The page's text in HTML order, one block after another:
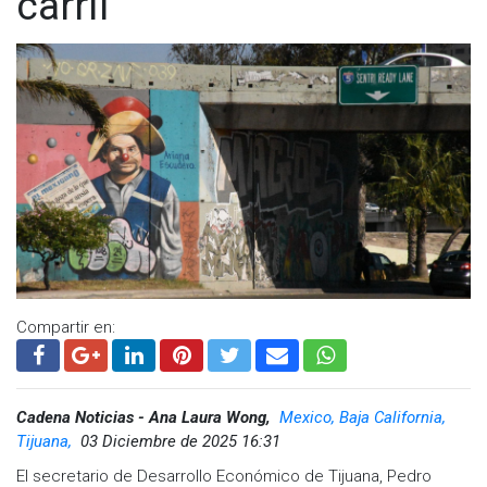
Visita y accede a todo nuestro contenido |
Facebook:
@cadenanoticiasmx| Instagram:
@cadenanoticiasmx| TikTok:@CadenaNoticias|
Whatsapp: @CadenaNoticias| Telegram:@CadenaNoticias
Compartir en:
Cadena Noticias - Ana Laura Wong, Mexico, Baja California,
Tijuana, 03 Diciembre de 2025 16:31
El secretario de Desarrollo Económico de Tijuana, Pedro